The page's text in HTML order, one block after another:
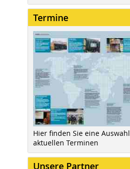
Termine
Hier finden Sie eine
aktuellen Terminen
Unsere Partner